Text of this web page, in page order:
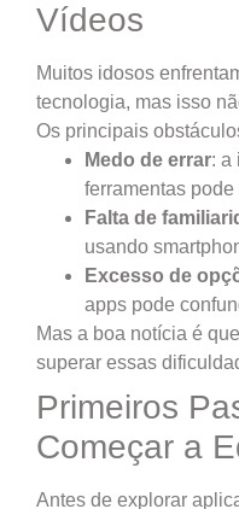
Vídeos
Muitos idosos
tecnologia, mas isso
Os principais
Medo de errar: a
ferramentas
Falta de
usando
Excesso de
apps pode
Mas a boa notícia é
superar essas
Primeiros
Começar a
Antes de explorar